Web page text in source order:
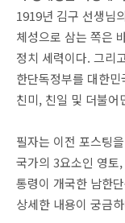
1919년 김구 선생님
체성으로 삼는 쪽은
정치 세력이다. 그리
한단독정부를 대한
친미, 친일 및 더불어
필자는 이전 포스팅
국가의 3요소인 영토
통령이 개국한 남한
상세한 내용이 궁금